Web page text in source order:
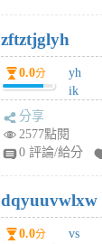
月
前
zftztjglyh
0.0分
yh
ik
tu
6
個
月
分享
2577點閱
0 評論/給分
dqyuuvwlxw
0.0分
vs